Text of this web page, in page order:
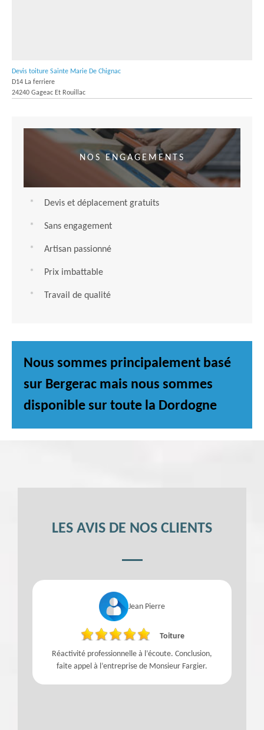
Devis toiture Sainte Marie De Chignac
D14 La ferriere
24240 Gageac Et Rouillac
NOS ENGAGEMENTS
Devis et déplacement gratuits
Sans engagement
Artisan passionné
Prix imbattable
Travail de qualité
Nous sommes principalement basé
sur Bergerac mais nous sommes
disponible sur toute la Dordogne
LES AVIS DE NOS CLIENTS
Jean Pierre
Toiture
Réactivité professionnelle à l’écoute. Conclusion,
faite appel à l’entreprise de Monsieur Fargier.